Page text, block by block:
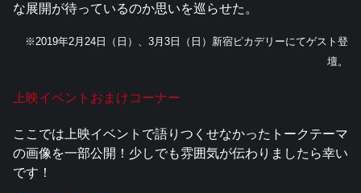
な展開が待っているのか思いを巡らせた。
※2019年2月24日（日）、3月3日（日）新宿ピカデリーにてゲスト登
壇。
上映イベントおまけコーナー
ここでは上映イベントで語りつくせなかったトークテーマ
の画像を一部公開！少しでも雰囲気が伝わりましたら幸い
です！